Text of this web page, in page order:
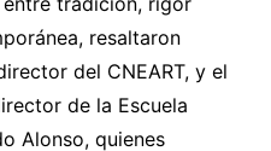
resaltaron
del CNEART, y el
de la Escuela
Alonso, quienes